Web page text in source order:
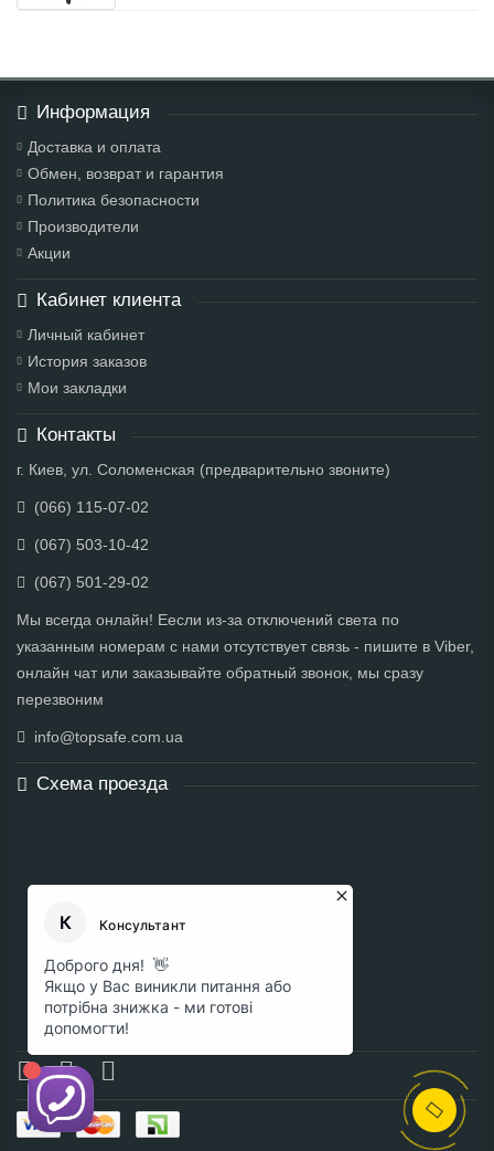
Информация
Доставка и оплата
Обмен, возврат и гарантия
Политика безопасности
Производители
Акции
Кабинет клиента
Личный кабинет
История заказов
Мои закладки
Контакты
г. Киев, ул. Соломенская (предварительно звоните)
(066) 115-07-02
(067) 503-10-42
(067) 501-29-02
Мы всегда онлайн! Еесли из-за отключений света по
указанным номерам с нами отсутствует связь - пишите в Viber,
онлайн чат или заказывайте обратный звонок, мы сразу
перезвоним
info@topsafe.com.ua
Схема проезда